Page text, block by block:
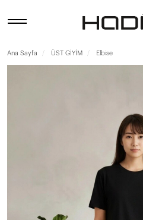
Ana Sayfa ÜST GİYİM Elbise